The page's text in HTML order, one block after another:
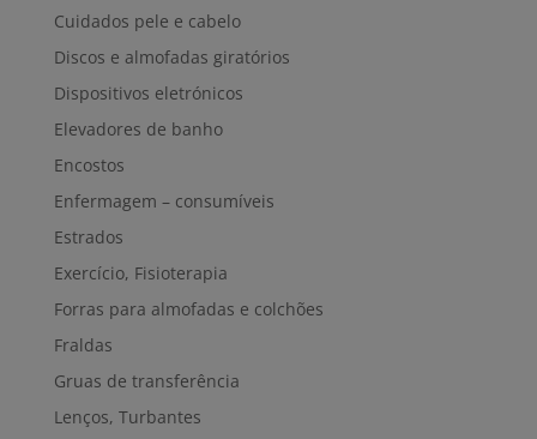
Cuidados pele e cabelo
Discos e almofadas giratórios
Dispositivos eletrónicos
Elevadores de banho
Encostos
Enfermagem – consumíveis
Estrados
Exercício, Fisioterapia
Forras para almofadas e colchões
Fraldas
Gruas de transferência
Lenços, Turbantes